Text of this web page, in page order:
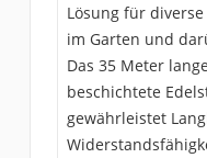
Lösung für
im Garten und
Das 35 Meter
beschichtete
gewährleistet